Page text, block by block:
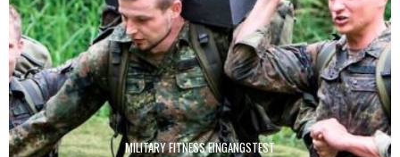
MILITARY FITNESS EINGANGSTEST